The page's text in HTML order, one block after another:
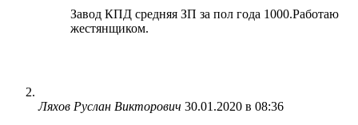
Завод КПД средняя ЗП за пол года 1000.Работаю
жестянщиком.
Ляхов Руслан Викторович 30.01.2020 в 08:36